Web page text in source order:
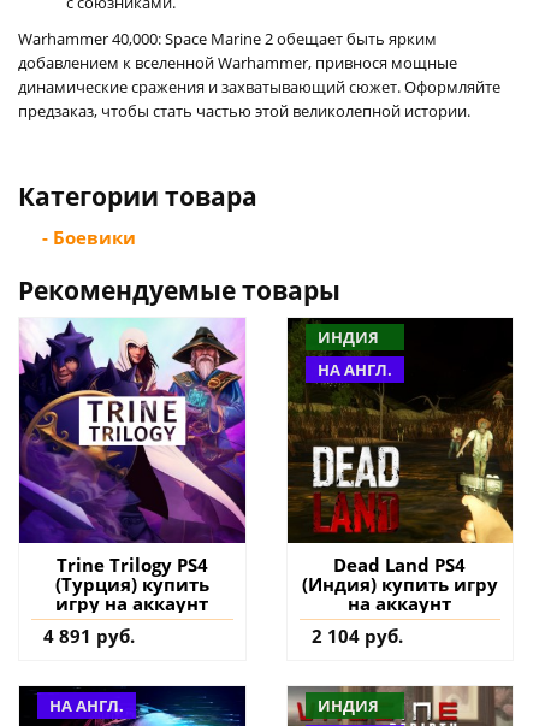
Warhammer 40,000: Space Marine 2 обещает быть ярким
добавлением к вселенной Warhammer, привнося мощные
динамические сражения и захватывающий сюжет. Оформляйте
предзаказ, чтобы стать частью этой великолепной истории.
Категории товара
- Боевики
Рекомендуемые товары
Trine Trilogy PS4
(Турция) купить
игру на аккаунт
4 891 руб.
ИНДИЯ
НА АНГЛ.
Dead Land PS4
(Индия) купить игру
на аккаунт
2 104 руб.
НА АНГЛ.
ИНДИЯ